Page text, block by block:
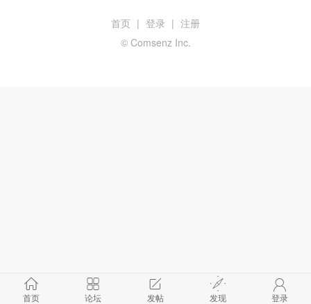
首页 论坛 发帖 发现 登录
首页 | 登录 | 注册
© Comsenz Inc.